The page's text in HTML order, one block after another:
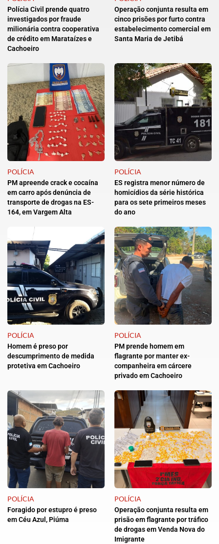
Polícia Civil prende quatro
investigados por fraude
milionária contra cooperativa
de crédito em Marataízes e
Cachoeiro
Operação conjunta resulta em
cinco prisões por furto contra
estabelecimento comercial em
Santa Maria de Jetibá
POLÍCIA
PM apreende crack e cocaína
em carro após denúncia de
transporte de drogas na ES-
164, em Vargem Alta
POLÍCIA
ES registra menor número de
homicídios da série histórica
para os sete primeiros meses
do ano
POLÍCIA
Homem é preso por
descumprimento de medida
protetiva em Cachoeiro
POLÍCIA
PM prende homem em
flagrante por manter ex-
companheira em cárcere
privado em Cachoeiro
POLÍCIA
Foragido por estupro é preso
em Céu Azul, Piúma
POLÍCIA
Operação conjunta resulta em
prisão em flagrante por tráfico
de drogas em Venda Nova do
Imigrante